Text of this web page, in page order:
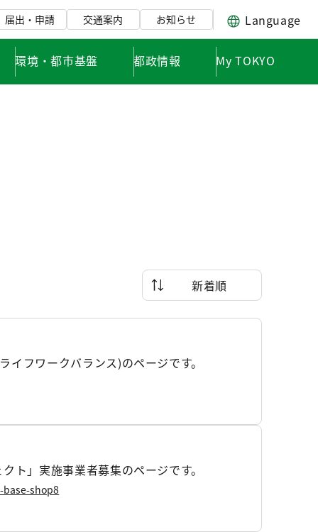
届出・申請 交通案内 お知らせ Language
環境・都市基盤 都政情報 My TOKYO
新着順
イフワークバランス)のページです。
ト」実施事業者募集のページです。
shop8